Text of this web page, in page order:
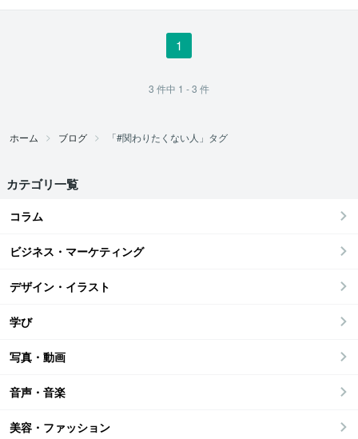
1
3 件中 1 - 3 件
ホーム ブログ 「#関わりたくない人」タグ
カテゴリ一覧
コラム
ビジネス・マーケティング
デザイン・イラスト
学び
写真・動画
音声・音楽
美容・ファッション